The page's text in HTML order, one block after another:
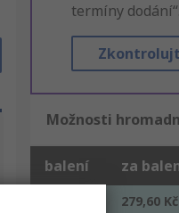
termíny dodání“.
Možnosti
balení za
279,60 Kč